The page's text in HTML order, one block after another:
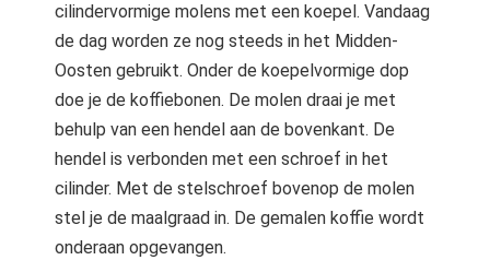
cilindervormige molens met een koepel. Vandaag
de dag worden ze nog steeds in het Midden-
Oosten gebruikt. Onder de koepelvormige dop
doe je de koffiebonen. De molen draai je met
behulp van een hendel aan de bovenkant. De
hendel is verbonden met een schroef in het
cilinder. Met de stelschroef bovenop de molen
stel je de maalgraad in. De gemalen koffie wordt
onderaan opgevangen.